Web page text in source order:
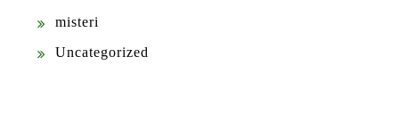
misteri
Uncategorized